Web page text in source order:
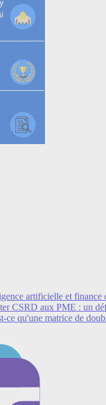
artificielle et finance
CSRD aux PME : un
ce qu'une matrice de